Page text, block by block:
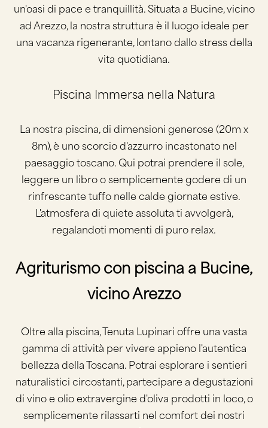
un'oasi di pace e tranquillità. Situata a Bucine, vicino
ad Arezzo, la nostra struttura è il luogo ideale per
una vacanza rigenerante, lontano dallo stress della
vita quotidiana.
Piscina Immersa nella Natura
La nostra piscina, di dimensioni generose (20m x
8m), è uno scorcio d'azzurro incastonato nel
paesaggio toscano. Qui potrai prendere il sole,
leggere un libro o semplicemente godere di un
rinfrescante tuffo nelle calde giornate estive.
L'atmosfera di quiete assoluta ti avvolgerà,
regalandoti momenti di puro relax.
Agriturismo con piscina a Bucine,
vicino Arezzo
Oltre alla piscina, Tenuta Lupinari offre una vasta
gamma di attività per vivere appieno l'autentica
bellezza della Toscana. Potrai esplorare i sentieri
naturalistici circostanti, partecipare a degustazioni
di vino e olio extravergine d'oliva prodotti in loco, o
semplicemente rilassarti nel comfort dei nostri